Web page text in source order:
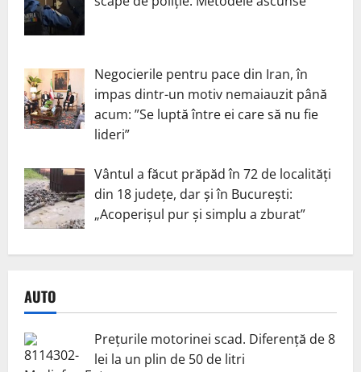
Negocierile pentru pace din Iran, în
impas dintr-un motiv nemaiauzit până
acum: ”Se luptă între ei care să nu fie
lideri”
Vântul a făcut prăpăd în 72 de localități
din 18 județe, dar și în București:
„Acoperișul pur și simplu a zburat”
AUTO
Prețurile motorinei scad. Diferență de 8
lei la un plin de 50 de litri